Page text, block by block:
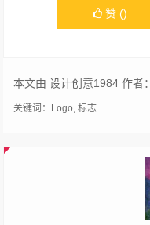
赞 ()
本文由 设计创意1984 作者：
关键词： Logo ,标志